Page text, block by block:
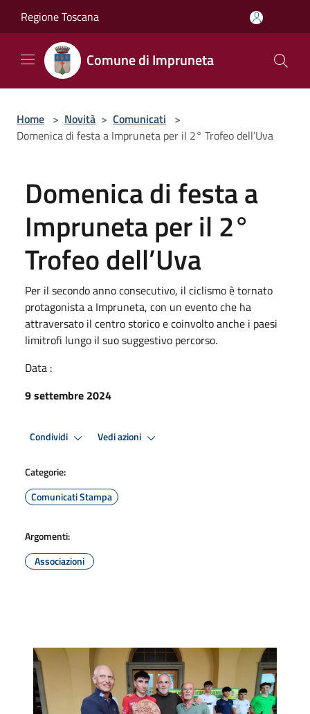
Regione Toscana
Comune di Impruneta
Home > Novità > Comunicati >
Domenica di festa a Impruneta per il 2° Trofeo dell’Uva
Domenica di festa a
Impruneta per il 2°
Trofeo dell’Uva
Per il secondo anno consecutivo, il ciclismo è tornato
protagonista a Impruneta, con un evento che ha
attraversato il centro storico e coinvolto anche i paesi
limitrofi lungo il suo suggestivo percorso.
Data :
9 settembre 2024
Condividi Vedi azioni
Categorie:
Comunicati Stampa
Argomenti:
Associazioni